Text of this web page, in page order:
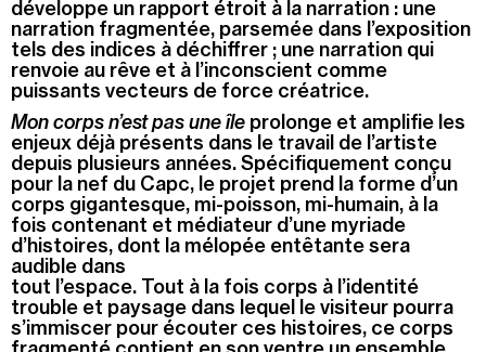
développe un rapport étroit à la narration : une
narration fragmentée, parsemée dans l’exposition
tels des indices à déchiffrer ; une narration qui
renvoie au rêve et à l’inconscient comme
puissants vecteurs de force créatrice.
Mon corps n’est pas une île prolonge et amplifie les
enjeux déjà présents dans le travail de l’artiste
depuis plusieurs années. Spécifiquement conçu
pour la nef du Capc, le projet prend la forme d’un
corps gigantesque, mi-poisson, mi-humain, à la
fois contenant et médiateur d’une myriade
d’histoires, dont la mélopée entêtante sera
audible dans
tout l’espace. Tout à la fois corps à l’identité
trouble et paysage dans lequel le visiteur pourra
s’immiscer pour écouter ces histoires, ce corps